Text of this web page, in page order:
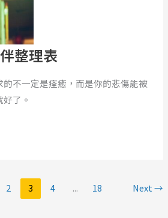
整理表
的不一定是痊癒，而是你的悲傷能被
了。
2 3 4 ... 18 Next→